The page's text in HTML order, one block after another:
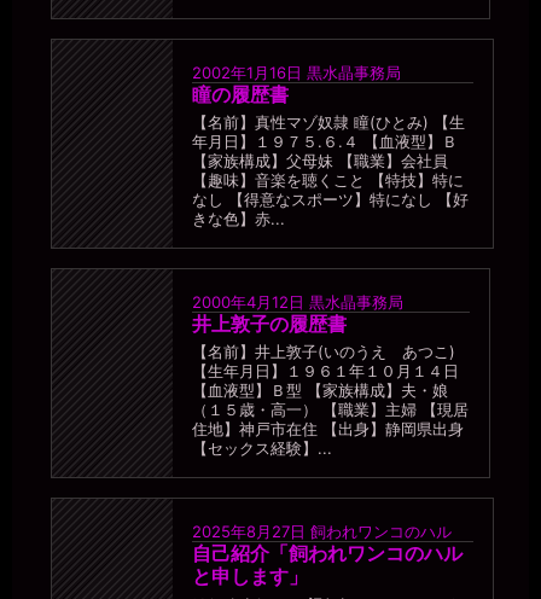
2002年1月16日 黒水晶事務局
瞳の履歴書
【名前】真性マゾ奴隷 瞳(ひとみ) 【生
年月日】１９７５.６.４ 【血液型】Ｂ
【家族構成】父母妹 【職業】会社員
【趣味】音楽を聴くこと 【特技】特に
なし 【得意なスポーツ】特になし 【好
きな色】赤...
2000年4月12日 黒水晶事務局
井上敦子の履歴書
【名前】井上敦子(いのうえ あつこ)
【生年月日】１９６１年１０月１４日
【血液型】Ｂ型 【家族構成】夫・娘
（１５歳・高一） 【職業】主婦 【現居
住地】神戸市在住 【出身】静岡県出身
【セックス経験】...
2025年8月27日 飼われワンコのハル
自己紹介「飼われワンコのハル
と申します」